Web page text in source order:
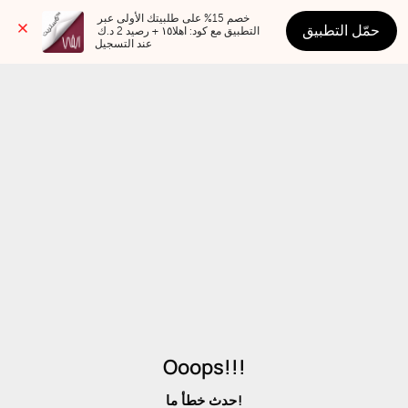
عند التسجيل
حمّل التطبيق
Ooops!!!
حدث خطأ ما!